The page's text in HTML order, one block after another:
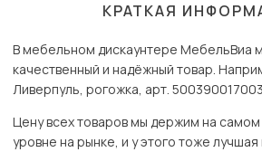
КРАТКАЯ
В мебельном дискаунтере МебельВиа
качественный и надёжный товар.
Ливерпуль, рогожка, арт.
Цену всех товаров мы держим на
уровне на рынке, и у этого тоже